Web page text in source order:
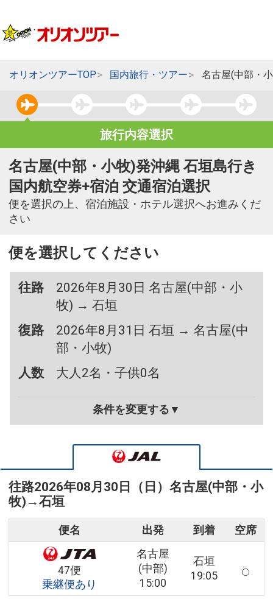
オリオンツアーTOP 国内旅行・ツアー 名古屋(中部・
旅行内容選択
名古屋(中部・小牧)発沖縄 石垣島行き
国内航空券+宿泊 交通宿泊選択
便を選択の上、宿泊施設・ホテル選択へお進みくだ
さい
便を選択してください
往路
2026年8月30日 名古屋(中部・小
牧) → 石垣
復路
2026年8月31日 石垣 → 名古屋(中
部・小牧)
人数
大人2名・子供0名
条件を変更する▼
往路2026年08月30日（日） 名古屋(中部・小
牧) →石垣
便名 出発 到着 空席
47便
乗継便あり
名古屋
(中部)
15:00
石垣
19:05